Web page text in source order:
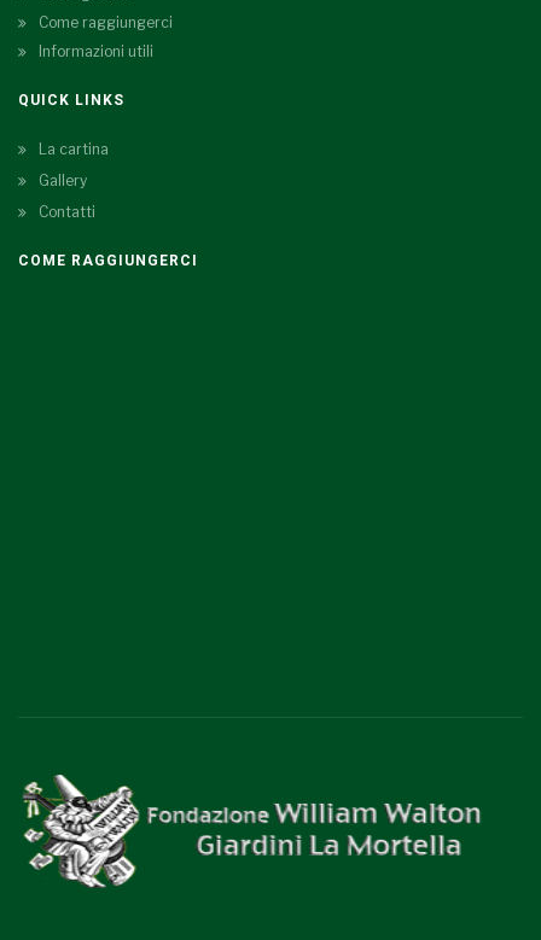
Come raggiungerci
Informazioni utili
QUICK LINKS
La cartina
Gallery
Contatti
COME RAGGIUNGERCI